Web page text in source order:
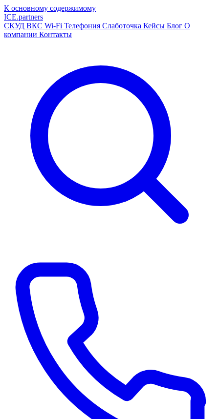
К основному содержимому
ICE.partners
СКУД ВКС Wi-Fi Телефония Слаботочка Кейсы Блог О
компании Контакты